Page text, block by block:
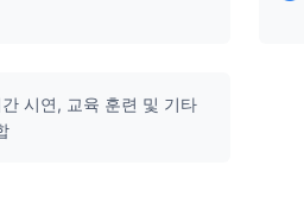
시연, 교육 훈련 및 기타